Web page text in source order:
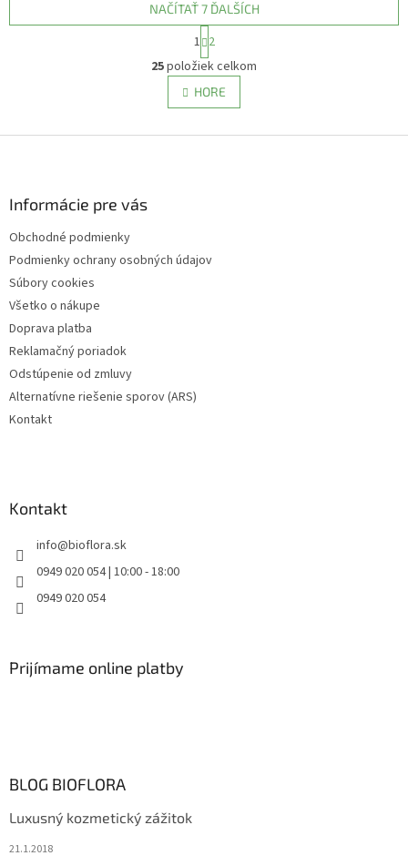
O
v
l
á
k
NAČÍTAŤ 7 ĎALŠÍCH
t
r
á
n
k
v
1 2
25položiek celkom
HORE
Informácie pre vás
Obchodné podmienky
Podmienky ochrany osobných údajov
Súbory cookies
Všetko o nákupe
Doprava platba
Reklamačný poriadok
Odstúpenie od zmluvy
Alternatívne riešenie sporov (ARS)
Kontakt
Kontakt
info@bioflora.sk
0949 020 054 | 10:00 - 18:00
0949 020 054
Prijímame online platby
BLOG BIOFLORA
Luxusný kozmetický zážitok
21.1.2018